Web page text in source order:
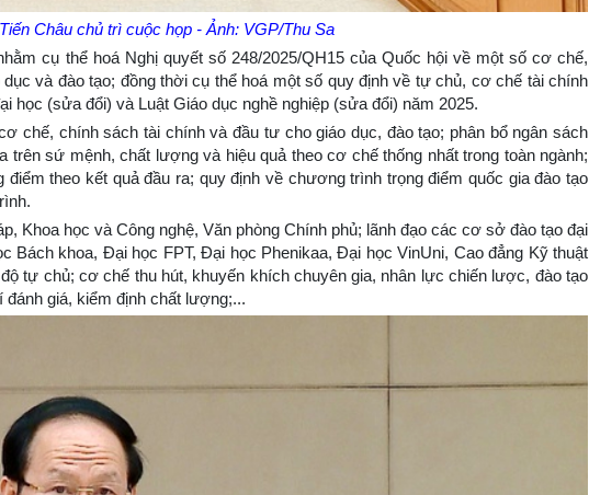
Châu chủ trì cuộc họp - Ảnh: VGP/Thu Sa
cụ thể hoá Nghị quyết số 248/2025/QH15 của Quốc hội về một số cơ chế,
và đào tạo; đồng thời cụ thể hoá một số quy định về tự chủ, cơ chế tài chính
học (sửa đổi) và Luật Giáo dục nghề nghiệp (sửa đổi) năm 2025.
chế, chính sách tài chính và đầu tư cho giáo dục, đào tạo; phân bổ ngân sách
sứ mệnh, chất lượng và hiệu quả theo cơ chế thống nhất trong toàn ngành;
theo kết quả đầu ra; quy định về chương trình trọng điểm quốc gia đào tạo
Khoa học và Công nghệ, Văn phòng Chính phủ; lãnh đạo các cơ sở đào tạo đại
khoa, Đại học FPT, Đại học Phenikaa, Đại học VinUni, Cao đẳng Kỹ thuật
tự chủ; cơ chế thu hút, khuyến khích chuyên gia, nhân lực chiến lược, đào tạo
đánh giá, kiểm định chất lượng;...